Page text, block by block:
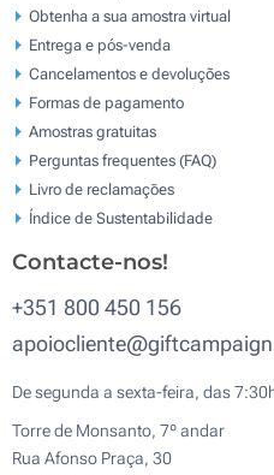
Obtenha a sua amostra virtual
Entrega e pós-venda
Cancelamentos e devoluções
Formas de pagamento
Amostras gratuitas
Perguntas frequentes (FAQ)
Livro de reclamaçōes
Índice de Sustentabilidade
Contacte-nos!
+351 800 450 156
De segunda a sexta-feira, das
Torre de Monsanto, 7º andar
Rua Afonso Praça, 30